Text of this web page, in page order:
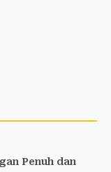
Penuh dan